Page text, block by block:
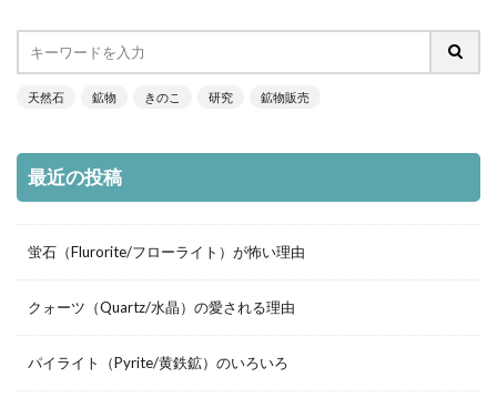
天然石 鉱物 きのこ 研究 鉱物販売
最近の投稿
蛍石（Flurorite/フローライト）が怖い理由
クォーツ（Quartz/水晶）の愛される理由
パイライト（Pyrite/黄鉄鉱）のいろいろ